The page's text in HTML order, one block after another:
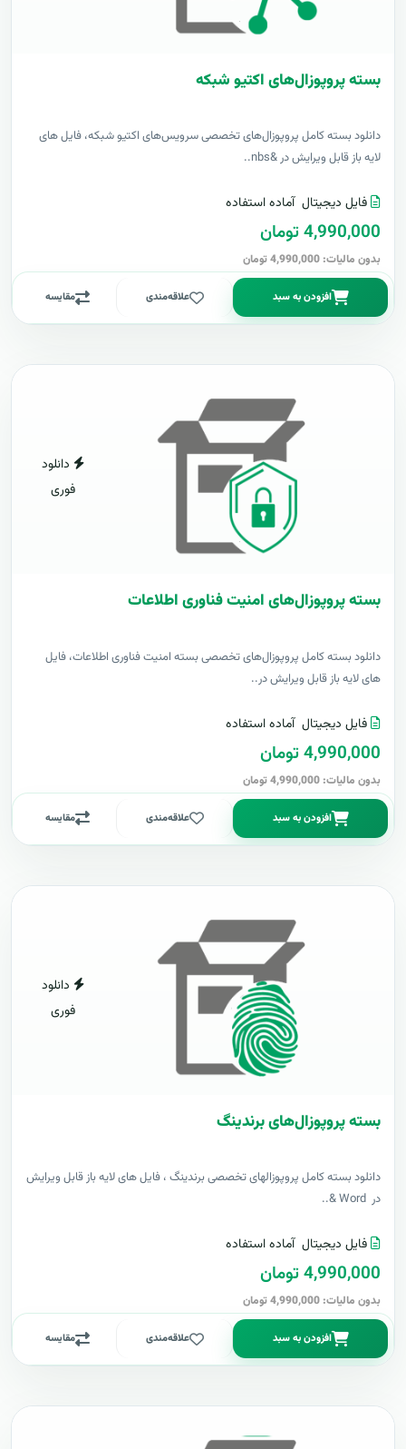
بسته پروپوزال‌های اکتیو شبکه
دانلود بسته کامل پروپوزال‌های تخصصی سرویس‌های اکتیو شبکه، فایل های
لایه باز قابل ویرایش در &nbs..
فایل دیجیتال آماده استفاده
4,990,000 تومان
بدون مالیات: 4,990,000 تومان
افزودن به سبد علاقه‌مندی مقایسه
دانلود
فوری
بسته پروپوزال‌های امنیت فناوری اطلاعات
دانلود بسته کامل پروپوزال‌های تخصصی بسته امنیت فناوری اطلاعات، فایل
های لایه باز قابل ویرایش در..
فایل دیجیتال آماده استفاده
4,990,000 تومان
بدون مالیات: 4,990,000 تومان
افزودن به سبد علاقه‌مندی مقایسه
دانلود
فوری
بسته پروپوزال‌های برندینگ
دانلود بسته کامل پروپوزالهای تخصصی برندینگ ، فایل های لایه باز قابل ویرایش
در Word &..
فایل دیجیتال آماده استفاده
4,990,000 تومان
بدون مالیات: 4,990,000 تومان
افزودن به سبد علاقه‌مندی مقایسه